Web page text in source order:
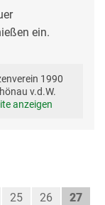
ein.
1990
v.d.W.
anzeigen
25 26 27